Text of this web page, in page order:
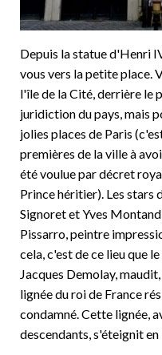
Depuis la statue d'Henri
vous vers la petite place.
l'île de la Cité, derrière le
juridiction du pays, mais
jolies places de Paris
premières de la ville à
été voulue par décret
Prince héritier). Les stars
Signoret et Yves
Pissarro, peintre
cela, c'est de ce lieu que
Jacques Demolay,
lignée du roi de France
condamné. Cette lignée,
descendants, s'éteignit